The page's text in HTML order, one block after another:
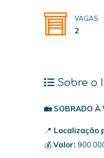
VAGAS
2
Sobre o
🏡 SOBRADO À
📍 Localização
💰 Valor: